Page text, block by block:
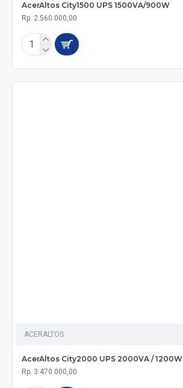
AcerAltos City1500 UPS 1500VA/900W
Rp. 2.560.000,00
ACERALTOS
AcerAltos City2000 UPS 2000VA / 1200W
Rp. 3.470.000,00